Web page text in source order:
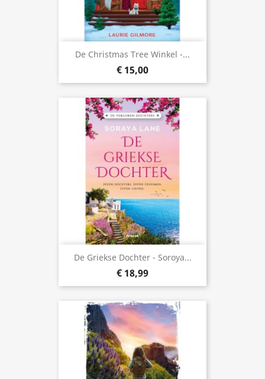
De Christmas Tree Winkel -...
€ 15,00
De Griekse Dochter - Soroya...
€ 18,99